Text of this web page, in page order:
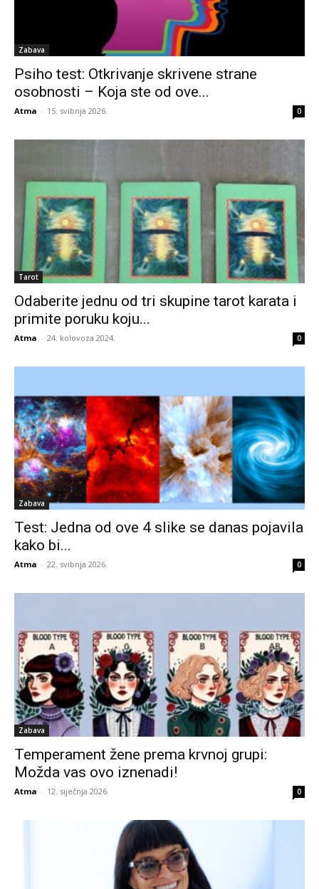
Zabava
Psiho test: Otkrivanje skrivene strane
osobnosti – Koja ste od ove...
Atma - 15. svibnja 2026. 0
Tarot
Odaberite jednu od tri skupine tarot karata i
primite poruku koju...
Atma - 24. kolovoza 2024. 0
Zabava
Test: Jedna od ove 4 slike se danas pojavila
kako bi...
Atma - 22. svibnja 2026. 0
Zabava
Temperament žene prema krvnoj grupi:
Možda vas ovo iznenadi!
Atma - 12. siječnja 2026. 0